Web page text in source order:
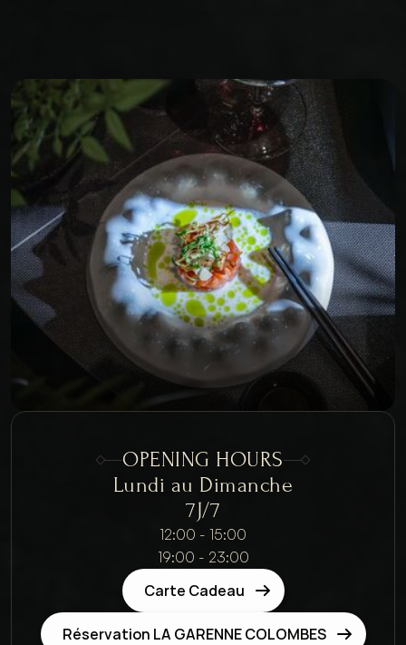
LA GARENNE
COLOMBES
OPENING HOURS
Lundi au Dimanche
7J/7
12:00 - 15:00
19:00 - 23:00
Carte Cadeau
Réservation LA GARENNE COLOMBES